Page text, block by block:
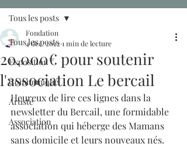
Tous les posts
Exposition
Communiqué
Artiste
Association
Tous les posts
20.000€ pour soutenir
l'association Le bercail
Fondation
4 déc. 20221 min de lecture
Heureux de lire ces lignes dans la
newsletter du Bercail, une formidable
association qui héberge des Mamans
sans domicile et leurs nouveaux nés.